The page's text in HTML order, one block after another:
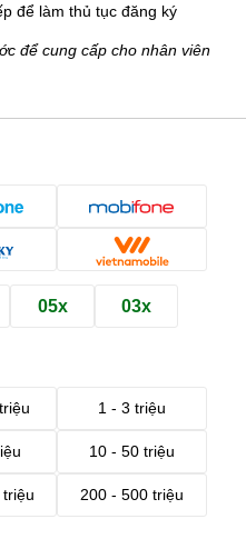
để làm thủ tục đăng ký
để cung cấp cho nhân viên
05x 03x
1 - 3 triệu
10 - 50 triệu
200 - 500 triệu